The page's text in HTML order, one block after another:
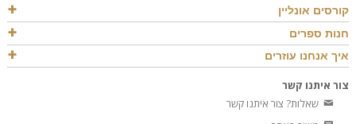
קורסים אונליין
חנות ספרים
איך אנחנו עוזרים
צור איתנו קשר
שאלות? צור איתנו קשר